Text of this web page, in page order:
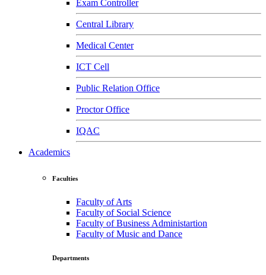
Exam Controller
Central Library
Medical Center
ICT Cell
Public Relation Office
Proctor Office
IQAC
Academics
Faculties
Faculty of Arts
Faculty of Social Science
Faculty of Business Administartion
Faculty of Music and Dance
Departments